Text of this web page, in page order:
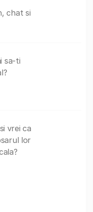
chat si
sa-ti
vrei ca
lor